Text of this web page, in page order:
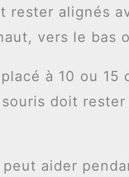
rester alignés
vers le bas
à 10 ou
doit
aider